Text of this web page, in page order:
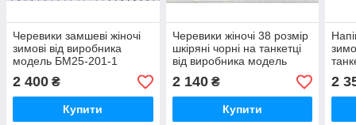
Черевики замшеві жіночі
зимові від виробника
модель БМ25-201-1
2 400 ₴
Купити
Черевики жіночі 38 розмір
шкіряні чорні на танкетці
від виробника модель
СА3031Р
2 140₴
Купити
2